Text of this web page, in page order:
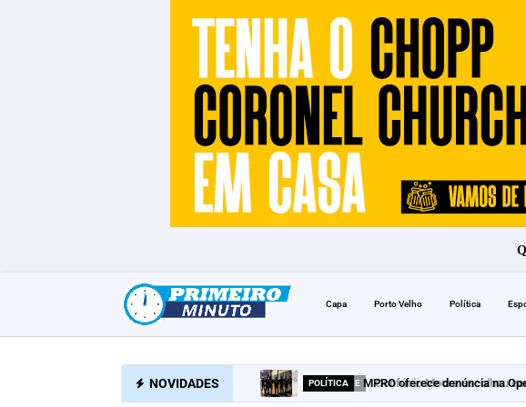
Capa Porto Velho Política
NOVIDADES POLÍTICA MPRO oferece denúncia na